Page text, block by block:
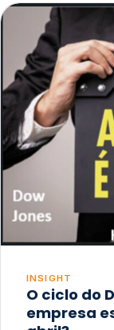
INSIGHT
O ciclo do
empresa